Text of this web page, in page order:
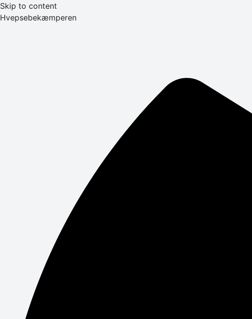
Skip to content
Hvepsebekæmperen